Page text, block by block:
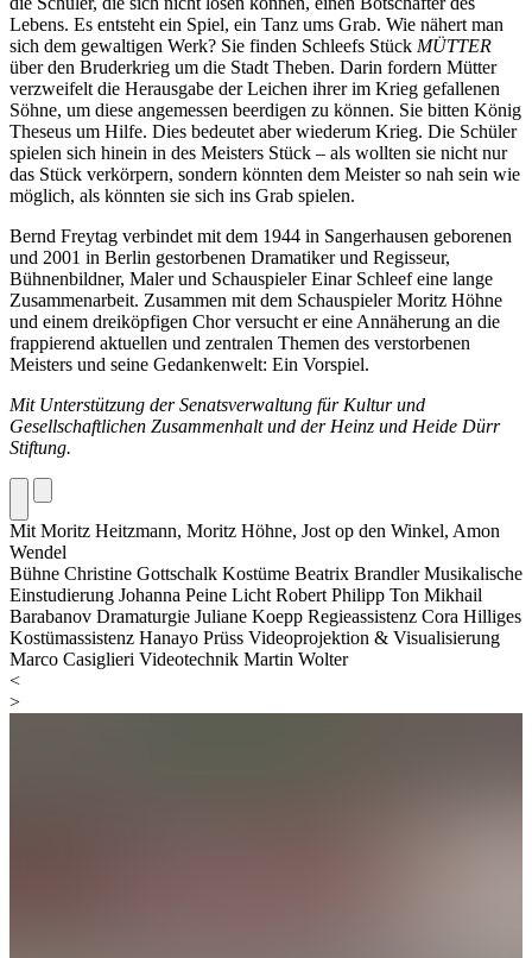
Lebens. Es entsteht ein Spiel, ein Tanz ums Grab. Wie nähert man
sich dem gewaltigen Werk? Sie finden Schleefs Stück MÜTTER
über den Bruderkrieg um die Stadt Theben. Darin fordern Mütter
verzweifelt die Herausgabe der Leichen ihrer im Krieg gefallenen
Söhne, um diese angemessen beerdigen zu können. Sie bitten König
Theseus um Hilfe. Dies bedeutet aber wiederum Krieg. Die Schüler
spielen sich hinein in des Meisters Stück – als wollten sie nicht nur
das Stück verkörpern, sondern könnten dem Meister so nah sein wie
möglich, als könnten sie sich ins Grab spielen.
Bernd Freytag verbindet mit dem 1944 in Sangerhausen geborenen
und 2001 in Berlin gestorbenen Dramatiker und Regisseur,
Bühnenbildner, Maler und Schauspieler Einar Schleef eine lange
Zusammenarbeit. Zusammen mit dem Schauspieler Moritz Höhne
und einem dreiköpfigen Chor versucht er eine Annäherung an die
frappierend aktuellen und zentralen Themen des verstorbenen
Meisters und seine Gedankenwelt: Ein Vorspiel.
Mit Unterstützung der Senatsverwaltung für Kultur und
Gesellschaftlichen Zusammenhalt und der Heinz und Heide Dürr
Stiftung.
Mit Moritz Heitzmann, Moritz Höhne, Jost op den Winkel, Amon
Wendel
Bühne Christine Gottschalk Kostüme Beatrix BrandlerMusikalische
Einstudierung Johanna Peine Licht Robert Philipp Ton Mikhail
Barabanov Dramaturgie Juliane Koepp Regieassistenz Cora Hilliges
Kostümassistenz Hanayo Prüss Videoprojektion & Visualisierung
Marco Casiglieri Videotechnik Martin Wolter
<
>